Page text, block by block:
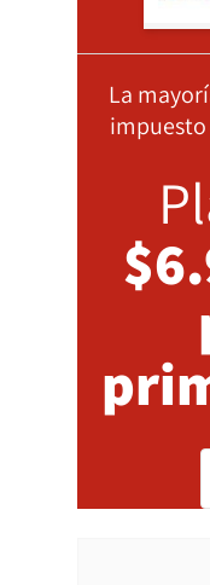
La
impuesto